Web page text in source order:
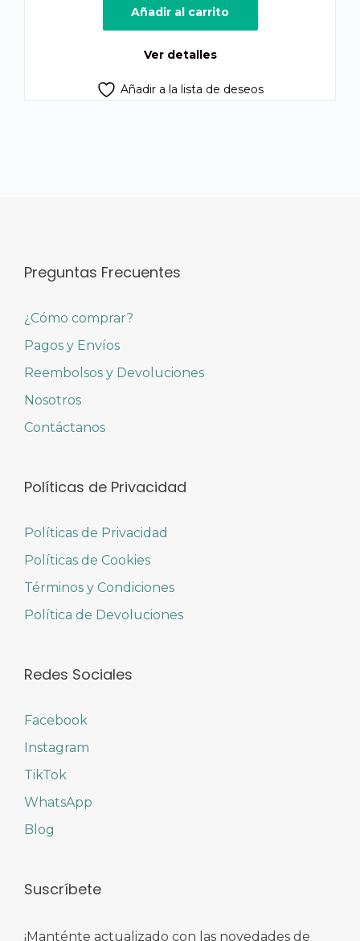
original
era:
es:
Añadir al carrito
Ver detalles
Añadir a la lista de deseos
Preguntas Frecuentes
¿Cómo comprar?
Pagos y Envíos
Reembolsos y Devoluciones
Nosotros
Contáctanos
Políticas de Privacidad
Políticas de Privacidad
Políticas de Cookies
Términos y Condiciones
Política de Devoluciones
Redes Sociales
Facebook
Instagram
TikTok
WhatsApp
Blog
Suscríbete
¡Manténte actualizado con las novedades de